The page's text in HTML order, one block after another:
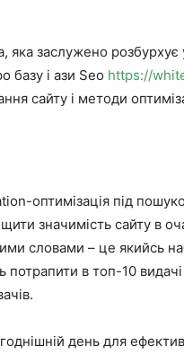
заслужено розбурхує
базу і ази Seo https://
сайту і методи
оптимізація під
значимість сайту в
словами – це якийсь
потрапити в топ-10
день для